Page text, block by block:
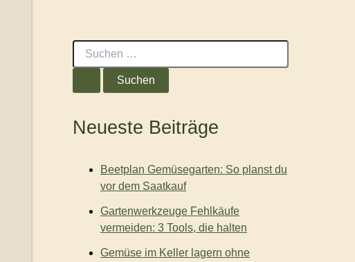
S
Neueste Beiträge
Beetplan Gemüsegarten: So planst du
vor dem Saatkauf
Gartenwerkzeuge Fehlkäufe
vermeiden: 3 Tools, die halten
Gemüse im Keller lagern ohne